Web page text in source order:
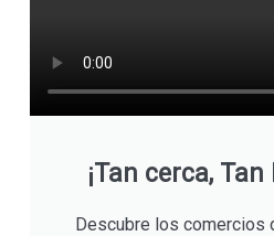
¡Tan cerca,
Descubre los comercios